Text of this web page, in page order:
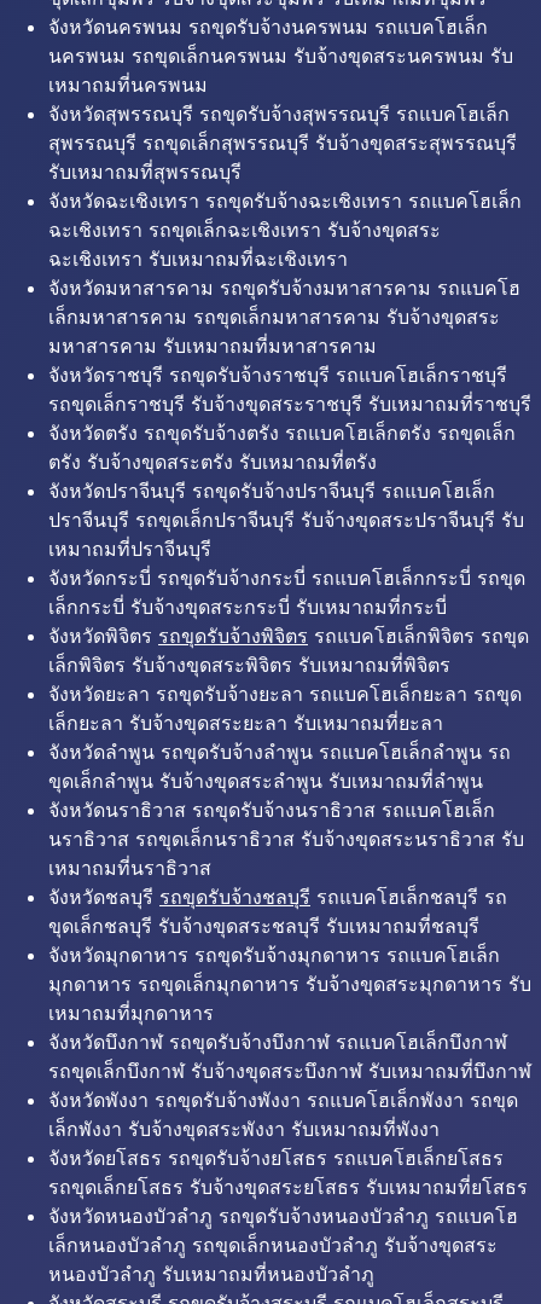
จังหวัดนครพนม รถขุดรับจ้างนครพนม รถแบคโฮเล็ก
นครพนม รถขุดเล็กนครพนม รับจ้างขุดสระนครพนม รับ
เหมาถมที่นครพนม
จังหวัดสุพรรณบุรี รถขุดรับจ้างสุพรรณบุรี รถแบคโฮเล็ก
สุพรรณบุรี รถขุดเล็กสุพรรณบุรี รับจ้างขุดสระสุพรรณบุรี
รับเหมาถมที่สุพรรณบุรี
จังหวัดฉะเชิงเทรา รถขุดรับจ้างฉะเชิงเทรา รถแบคโฮเล็ก
ฉะเชิงเทรา รถขุดเล็กฉะเชิงเทรา รับจ้างขุดสระ
ฉะเชิงเทรา รับเหมาถมที่ฉะเชิงเทรา
จังหวัดมหาสารคาม รถขุดรับจ้างมหาสารคาม รถแบคโฮ
เล็กมหาสารคาม รถขุดเล็กมหาสารคาม รับจ้างขุดสระ
มหาสารคาม รับเหมาถมที่มหาสารคาม
จังหวัดราชบุรี รถขุดรับจ้างราชบุรี รถแบคโฮเล็กราชบุรี
รถขุดเล็กราชบุรี รับจ้างขุดสระราชบุรี รับเหมาถมที่ราชบุรี
จังหวัดตรัง รถขุดรับจ้างตรัง รถแบคโฮเล็กตรัง รถขุดเล็ก
ตรัง รับจ้างขุดสระตรัง รับเหมาถมที่ตรัง
จังหวัดปราจีนบุรี รถขุดรับจ้างปราจีนบุรี รถแบคโฮเล็ก
ปราจีนบุรี รถขุดเล็กปราจีนบุรี รับจ้างขุดสระปราจีนบุรี รับ
เหมาถมที่ปราจีนบุรี
จังหวัดกระบี่ รถขุดรับจ้างกระบี่ รถแบคโฮเล็กกระบี่ รถขุด
เล็กกระบี่ รับจ้างขุดสระกระบี่ รับเหมาถมที่กระบี่
จังหวัดพิจิตร รถขุดรับจ้างพิจิตร รถแบคโฮเล็กพิจิตร รถขุด
เล็กพิจิตร รับจ้างขุดสระพิจิตร รับเหมาถมที่พิจิตร
จังหวัดยะลา รถขุดรับจ้างยะลา รถแบคโฮเล็กยะลา รถขุด
เล็กยะลา รับจ้างขุดสระยะลา รับเหมาถมที่ยะลา
จังหวัดลำพูน รถขุดรับจ้างลำพูน รถแบคโฮเล็กลำพูน รถ
ขุดเล็กลำพูน รับจ้างขุดสระลำพูน รับเหมาถมที่ลำพูน
จังหวัดนราธิวาส รถขุดรับจ้างนราธิวาส รถแบคโฮเล็ก
นราธิวาส รถขุดเล็กนราธิวาส รับจ้างขุดสระนราธิวาส รับ
เหมาถมที่นราธิวาส
จังหวัดชลบุรี รถขุดรับจ้างชลบุรี รถแบคโฮเล็กชลบุรี รถ
ขุดเล็กชลบุรี รับจ้างขุดสระชลบุรี รับเหมาถมที่ชลบุรี
จังหวัดมุกดาหาร รถขุดรับจ้างมุกดาหาร รถแบคโฮเล็ก
มุกดาหาร รถขุดเล็กมุกดาหาร รับจ้างขุดสระมุกดาหาร รับ
เหมาถมที่มุกดาหาร
จังหวัดบึงกาฬ รถขุดรับจ้างบึงกาฬ รถแบคโฮเล็กบึงกาฬ
รถขุดเล็กบึงกาฬ รับจ้างขุดสระบึงกาฬ รับเหมาถมที่บึงกาฬ
จังหวัดพังงา รถขุดรับจ้างพังงา รถแบคโฮเล็กพังงา รถขุด
เล็กพังงา รับจ้างขุดสระพังงา รับเหมาถมที่พังงา
จังหวัดยโสธร รถขุดรับจ้างยโสธร รถแบคโฮเล็กยโสธร
รถขุดเล็กยโสธร รับจ้างขุดสระยโสธร รับเหมาถมที่ยโสธร
จังหวัดหนองบัวลำภู รถขุดรับจ้างหนองบัวลำภู รถแบคโฮ
เล็กหนองบัวลำภู รถขุดเล็กหนองบัวลำภู รับจ้างขุดสระ
หนองบัวลำภู รับเหมาถมที่หนองบัวลำภู